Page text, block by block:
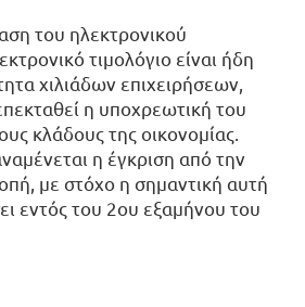
του ηλεκτρονικού
τιμολόγιο είναι ήδη
χιλιάδων επιχειρήσεων,
η υποχρεωτική του
κλάδους της οικονομίας.
η έγκριση από την
με στόχο η σημαντική αυτή
εντός του 2ου εξαμήνου του